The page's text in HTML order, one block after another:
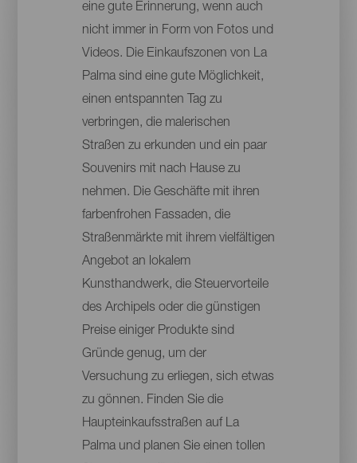
eine gute Erinnerung, wenn auch
nicht immer in Form von Fotos und
Videos. Die Einkaufszonen von La
Palma sind eine gute Möglichkeit,
einen entspannten Tag zu
verbringen, die malerischen
Straßen zu erkunden und ein paar
Souvenirs mit nach Hause zu
nehmen. Die Geschäfte mit ihren
farbenfrohen Fassaden, die
Straßenmärkte mit ihrem vielfältigen
Angebot an lokalem
Kunsthandwerk, die Steuervorteile
des Archipels oder die günstigen
Preise einiger Produkte sind
Gründe genug, um der
Versuchung zu erliegen, sich etwas
zu gönnen. Finden Sie die
Haupteinkaufsstraßen auf La
Palma und planen Sie einen tollen